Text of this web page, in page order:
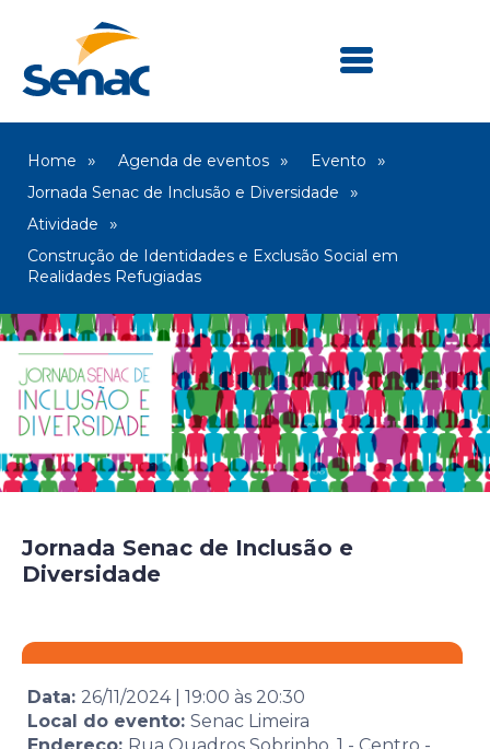
Home Agenda de eventos
Evento
Jornada Senac de Inclusão e Diversidade
Atividade
Construção de Identidades e Exclusão Social em
Realidades Refugiadas
Jornada Senac de Inclusão e
Diversidade
Data: 26/11/2024| 19:00 às 20:30
Local do evento: Senac Limeira